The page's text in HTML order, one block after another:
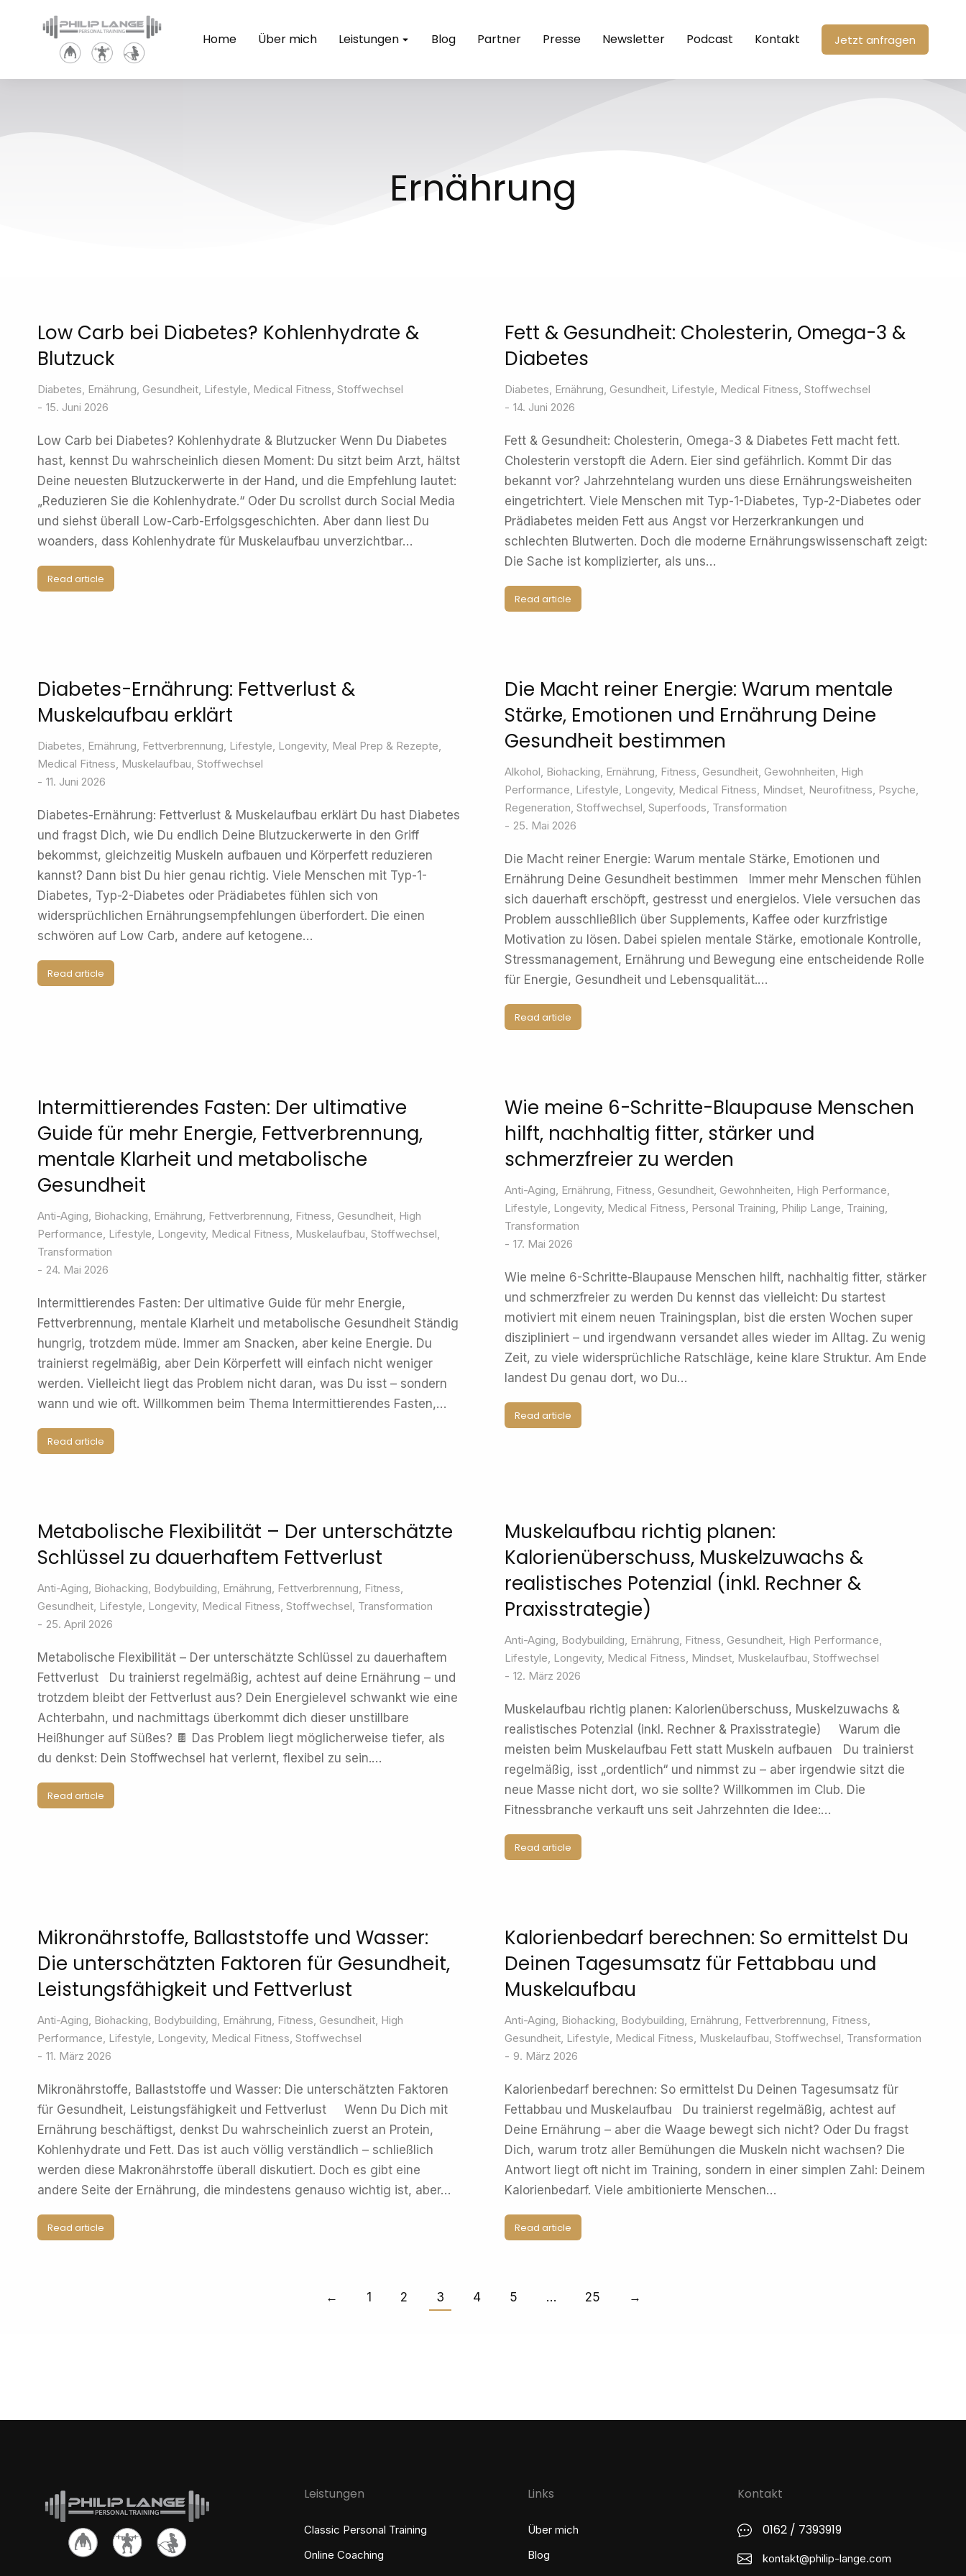
Home Über mich Leistungen Blog Partner Presse Newsletter Podcast Kontakt Jetzt anfragen
Ernährung
Low Carb bei Diabetes? Kohlenhydrate &
Blutzuck
Diabetes, Ernährung, Gesundheit, Lifestyle, Medical Fitness, Stoffwechsel
15. Juni 2026
Low Carb bei Diabetes? Kohlenhydrate & Blutzucker Wenn Du Diabetes
hast, kennst Du wahrscheinlich diesen Moment: Du sitzt beim Arzt, hältst
Deine neuesten Blutzuckerwerte in der Hand, und die Empfehlung lautet:
„Reduzieren Sie die Kohlenhydrate.“ Oder Du scrollst durch Social Media
und siehst überall Low-Carb-Erfolgsgeschichten. Aber dann liest Du
woanders, dass Kohlenhydrate für Muskelaufbau unverzichtbar…
Read article
Fett & Gesundheit: Cholesterin, Omega-3 &
Diabetes
Diabetes, Ernährung, Gesundheit, Lifestyle, Medical Fitness, Stoffwechsel
14. Juni 2026
Fett & Gesundheit: Cholesterin, Omega-3 & Diabetes Fett macht fett.
Cholesterin verstopft die Adern. Eier sind gefährlich. Kommt Dir das
bekannt vor? Jahrzehntelang wurden uns diese Ernährungsweisheiten
eingetrichtert. Viele Menschen mit Typ-1-Diabetes, Typ-2-Diabetes oder
Prädiabetes meiden Fett aus Angst vor Herzerkrankungen und
schlechten Blutwerten. Doch die moderne Ernährungswissenschaft zeigt:
Die Sache ist komplizierter, als uns…
Read article
Diabetes-Ernährung: Fettverlust &
Muskelaufbau erklärt
Diabetes, Ernährung, Fettverbrennung, Lifestyle, Longevity, Meal Prep & Rezepte,
Medical Fitness, Muskelaufbau, Stoffwechsel
11. Juni 2026
Diabetes-Ernährung: Fettverlust & Muskelaufbau erklärt Du hast Diabetes
und fragst Dich, wie Du endlich Deine Blutzuckerwerte in den Griff
bekommst, gleichzeitig Muskeln aufbauen und Körperfett reduzieren
kannst? Dann bist Du hier genau richtig. Viele Menschen mit Typ-1-
Diabetes, Typ-2-Diabetes oder Prädiabetes fühlen sich von
widersprüchlichen Ernährungsempfehlungen überfordert. Die einen
schwören auf Low Carb, andere auf ketogene…
Read article
Die Macht reiner Energie: Warum mentale
Stärke, Emotionen und Ernährung Deine
Gesundheit bestimmen
Alkohol, Biohacking, Ernährung, Fitness, Gesundheit, Gewohnheiten, High
Performance, Lifestyle, Longevity, Medical Fitness, Mindset, Neurofitness, Psyche,
Regeneration, Stoffwechsel, Superfoods, Transformation
25. Mai 2026
Die Macht reiner Energie: Warum mentale Stärke, Emotionen und
Ernährung Deine Gesundheit bestimmen Immer mehr Menschen fühlen
sich dauerhaft erschöpft, gestresst und energielos. Viele versuchen das
Problem ausschließlich über Supplements, Kaffee oder kurzfristige
Motivation zu lösen. Dabei spielen mentale Stärke, emotionale Kontrolle,
Stressmanagement, Ernährung und Bewegung eine entscheidende Rolle
für Energie, Gesundheit und Lebensqualität.…
Read article
Intermittierendes Fasten: Der ultimative
Guide für mehr Energie, Fettverbrennung,
mentale Klarheit und metabolische
Gesundheit
Anti-Aging, Biohacking, Ernährung, Fettverbrennung, Fitness, Gesundheit, High
Performance, Lifestyle, Longevity, Medical Fitness, Muskelaufbau, Stoffwechsel,
Transformation
24. Mai 2026
Intermittierendes Fasten: Der ultimative Guide für mehr Energie,
Fettverbrennung, mentale Klarheit und metabolische Gesundheit Ständig
hungrig, trotzdem müde. Immer am Snacken, aber keine Energie. Du
trainierst regelmäßig, aber Dein Körperfett will einfach nicht weniger
werden. Vielleicht liegt das Problem nicht daran, was Du isst – sondern
wann und wie oft. Willkommen beim Thema Intermittierendes Fasten,…
Read article
Wie meine 6-Schritte-Blaupause Menschen
hilft, nachhaltig fitter, stärker und
schmerzfreier zu werden
Anti-Aging, Ernährung, Fitness, Gesundheit, Gewohnheiten, High Performance,
Lifestyle, Longevity, Medical Fitness, Personal Training, Philip Lange, Training,
Transformation
17. Mai 2026
Wie meine 6-Schritte-Blaupause Menschen hilft, nachhaltig fitter, stärker
und schmerzfreier zu werden Du kennst das vielleicht: Du startest
motiviert mit einem neuen Trainingsplan, bist die ersten Wochen super
diszipliniert – und irgendwann versandet alles wieder im Alltag. Zu wenig
Zeit, zu viele widersprüchliche Ratschläge, keine klare Struktur. Am Ende
landest Du genau dort, wo Du…
Read article
Metabolische Flexibilität – Der unterschätzte
Schlüssel zu dauerhaftem Fettverlust
Anti-Aging, Biohacking, Bodybuilding, Ernährung, Fettverbrennung, Fitness,
Gesundheit, Lifestyle, Longevity, Medical Fitness, Stoffwechsel, Transformation
25. April 2026
Metabolische Flexibilität – Der unterschätzte Schlüssel zu dauerhaftem
Fettverlust Du trainierst regelmäßig, achtest auf deine Ernährung – und
trotzdem bleibt der Fettverlust aus? Dein Energielevel schwankt wie eine
Achterbahn, und nachmittags überkommt dich dieser unstillbare
Heißhunger auf Süßes? 🍫 Das Problem liegt möglicherweise tiefer, als
du denkst: Dein Stoffwechsel hat verlernt, flexibel zu sein.…
Read article
Muskelaufbau richtig planen:
Kalorienüberschuss, Muskelzuwachs &
realistisches Potenzial (inkl. Rechner &
Praxisstrategie)
Anti-Aging, Bodybuilding, Ernährung, Fitness, Gesundheit, High Performance,
Lifestyle, Longevity, Medical Fitness, Mindset, Muskelaufbau, Stoffwechsel
12. März 2026
Muskelaufbau richtig planen: Kalorienüberschuss, Muskelzuwachs &
realistisches Potenzial (inkl. Rechner & Praxisstrategie) Warum die
meisten beim Muskelaufbau Fett statt Muskeln aufbauen Du trainierst
regelmäßig, isst „ordentlich“ und nimmst zu – aber irgendwie sitzt die
neue Masse nicht dort, wo sie sollte? Willkommen im Club. Die
Fitnessbranche verkauft uns seit Jahrzehnten die Idee:…
Read article
Mikronährstoffe, Ballaststoffe und Wasser:
Die unterschätzten Faktoren für Gesundheit,
Leistungsfähigkeit und Fettverlust
Anti-Aging, Biohacking, Bodybuilding, Ernährung, Fitness, Gesundheit, High
Performance, Lifestyle, Longevity, Medical Fitness, Stoffwechsel
11. März 2026
Mikronährstoffe, Ballaststoffe und Wasser: Die unterschätzten Faktoren
für Gesundheit, Leistungsfähigkeit und Fettverlust Wenn Du Dich mit
Ernährung beschäftigst, denkst Du wahrscheinlich zuerst an Protein,
Kohlenhydrate und Fett. Das ist auch völlig verständlich – schließlich
werden diese Makronährstoffe überall diskutiert. Doch es gibt eine
andere Seite der Ernährung, die mindestens genauso wichtig ist, aber…
Read article
Kalorienbedarf berechnen: So ermittelst Du
Deinen Tagesumsatz für Fettabbau und
Muskelaufbau
Anti-Aging, Biohacking, Bodybuilding, Ernährung, Fettverbrennung, Fitness,
Gesundheit, Lifestyle, Medical Fitness, Muskelaufbau, Stoffwechsel, Transformation
9. März 2026
Kalorienbedarf berechnen: So ermittelst Du Deinen Tagesumsatz für
Fettabbau und Muskelaufbau Du trainierst regelmäßig, achtest auf
Deine Ernährung – aber die Waage bewegt sich nicht? Oder Du fragst
Dich, warum trotz aller Bemühungen die Muskeln nicht wachsen? Die
Antwort liegt oft nicht im Training, sondern in einer simplen Zahl: Deinem
Kalorienbedarf. Viele ambitionierte Menschen…
Read article
← 1 2 3 4 5 … 25 →
Leistungen
Classic Personal Training
Online Coaching
Links
Über mich
Blog
Kontakt
0162 / 7393919
kontakt@philip-lange.com